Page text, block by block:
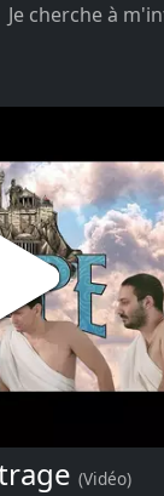
Je cherche à
(Vidéo)